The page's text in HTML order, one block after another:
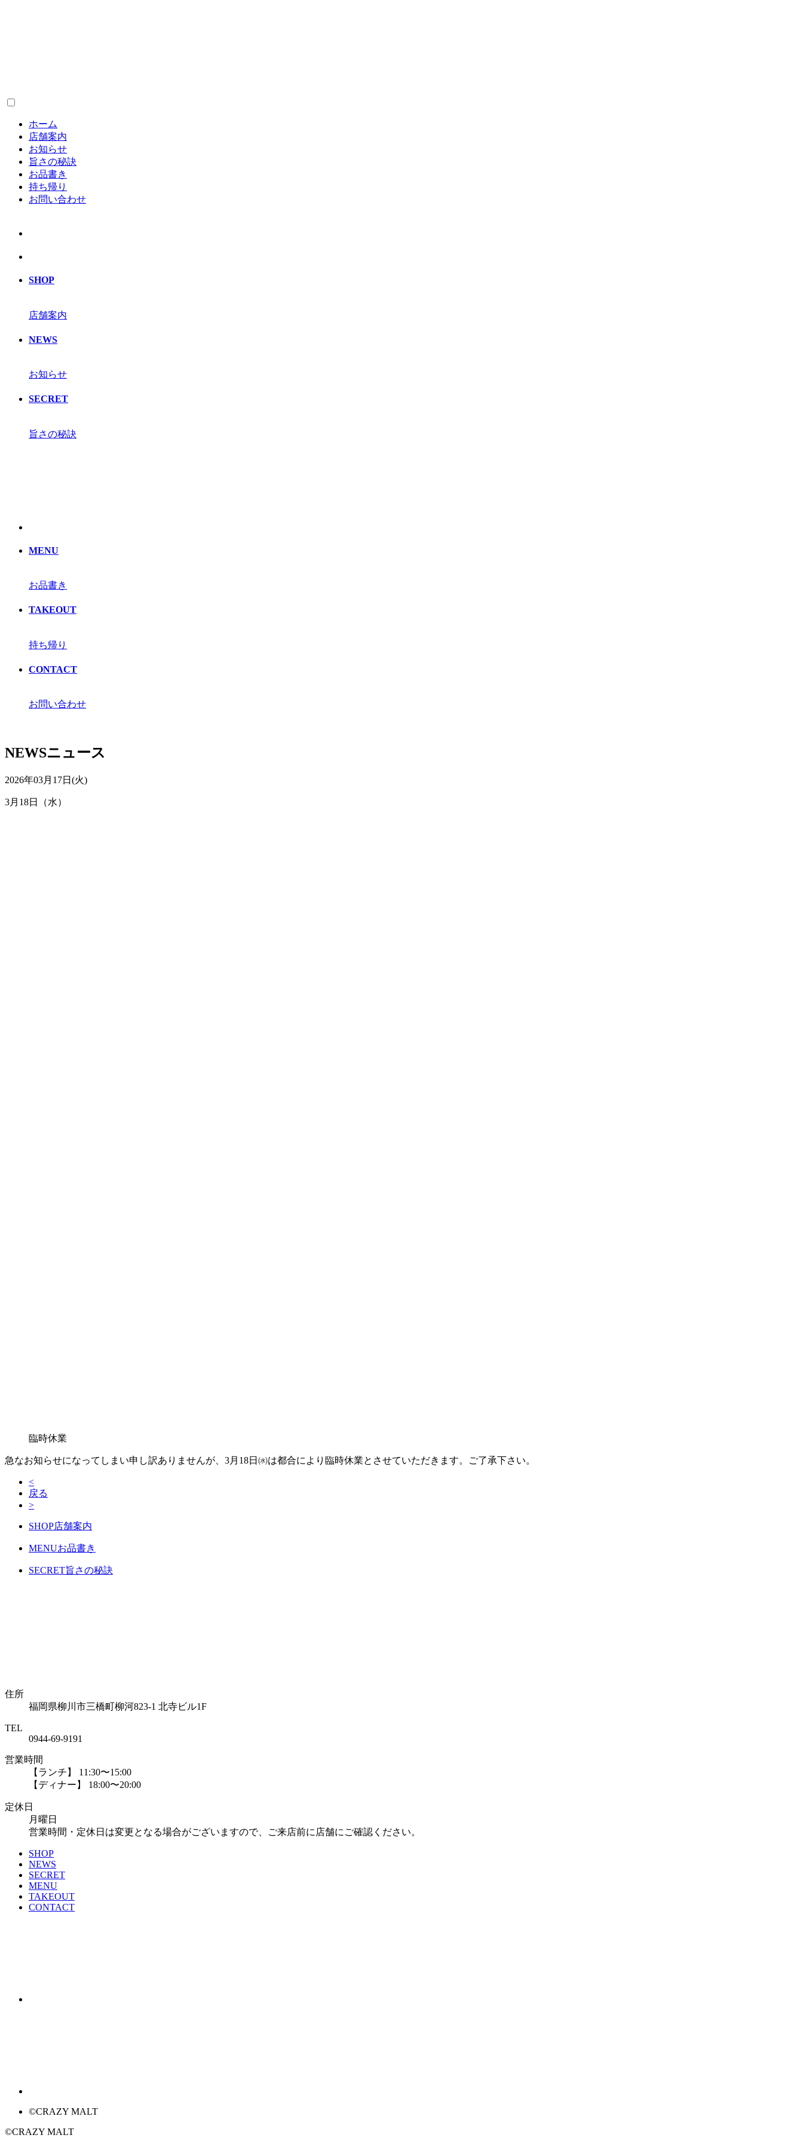
ホーム
店舗案内
お知らせ
旨さの秘訣
お品書き
持ち帰り
お問い合わせ
SHOP
店舗案内
NEWS
お知らせ
SECRET
旨さの秘訣
MENU
お品書き
TAKEOUT
持ち帰り
CONTACT
お問い合わせ
NEWSニュース
2026年03月17日(火)
3月18日（水）
臨時休業
急なお知らせになってしまい申し訳ありませんが、3月18日㈬は都合により臨時休業とさせていただきます。ご了承下さい。
<
戻る
>
SHOP店舗案内
MENUお品書き
SECRET旨さの秘訣
住所
福岡県柳川市三橋町柳河823-1 北寺ビル1F
TEL
0944-69-9191
営業時間
【ランチ】 11:30〜15:00
【ディナー】 18:00〜20:00
定休日
月曜日
営業時間・定休日は変更となる場合がございますので、ご来店前に店舗にご確認ください。
SHOP
NEWS
SECRET
MENU
TAKEOUT
CONTACT
©CRAZY MALT
©CRAZY MALT